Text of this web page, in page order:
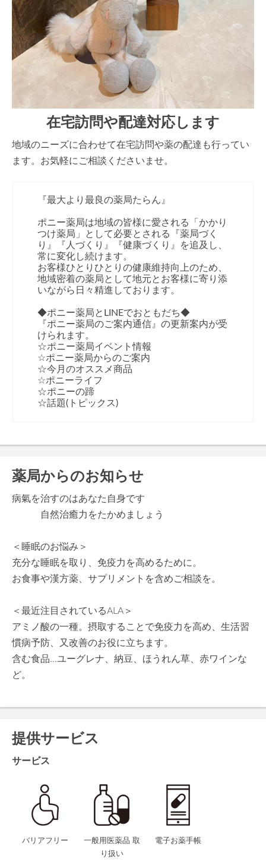
在宅訪問や配達対応します
地域のニーズに合わせて在宅訪問や薬の配達も行ってい
ます。お気軽にご相談くださいませ。
『最大より最良の薬局たらん』
ポニー薬局は地域の皆様に愛される「かかり
つけ薬局」として必要とされる『薬局づく
り』『人づくり』『健康づくり』を追及し、
常に変化し続けます。
お客様ひとりひとりの健康維持向上のため、
地域密着の薬局として地元とお客様に寄り添
いながら日々精進しております。
◆ポニー薬局とLINEでおともだち◆
『ポニー薬局のご案内通信』の更新案内が受
けられます。
☆ポニー薬局イベント情報
☆ポニー薬局からのご案内
☆今月のオススメ商品
☆ポニーライフ
☆ポニーの蹄
☆話題(トピックス)
薬局からのお知らせ
病氣を治すのはあなた自身です
自然治癒力をたかめましょう
＜睡眠のお悩み＞
充分な睡眠を取り、免疫力を高めるために。
お食事や漢方薬、サプリメントを含めご相談を。
＜最近注目されているALA＞
アミノ酸の一種。摂取することで免疫力を高め、生活習
慣病予防、又改善のお役に立ちます。
含む食品…ユーグレナ、納豆、ほうれん草、赤ワインな
ど。
提供サービス
サービス
バリアフリー
一般用医薬品 取
り扱い
電子お薬手帳